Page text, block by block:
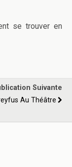
se trouver en
Suivante
Au Théâtre